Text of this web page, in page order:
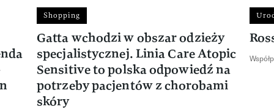
Shopping
Gatta wchodzi w obszar odzieży
specjalistycznej. Linia Care Atopic
Sensitive to polska odpowiedź na
potrzeby pacjentów z chorobami
skóry